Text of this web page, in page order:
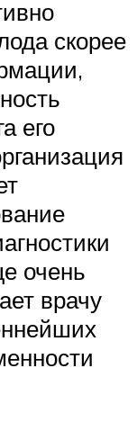
скорее
его
очень
врачу